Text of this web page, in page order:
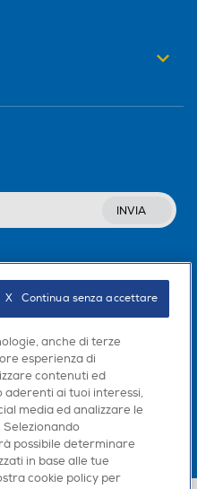
INVIA
anche di terze
esperienza di
contenuti ed
aderenti ai tuoi interessi,
media ed analizzare le
Selezionando
possibile determinare
in base alle tue
cookie policy per
X   Continua senza accettare